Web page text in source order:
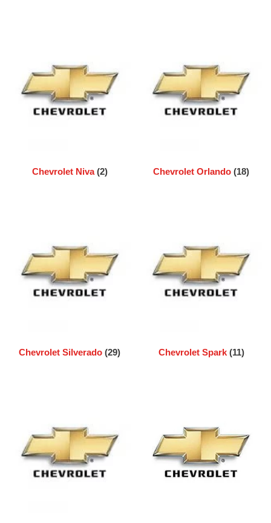
Chevrolet Niva(2) Chevrolet Orlando(18)
Chevrolet Silverado(29) Chevrolet Spark (11)